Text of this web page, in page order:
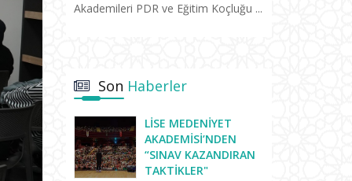
Akademileri PDR ve Eğitim Koçluğu ...
Son Haberler
LISE MEDENIYET
AKADEMISI’NDEN
“SINAV KAZANDIRAN
TAKTIKLER"